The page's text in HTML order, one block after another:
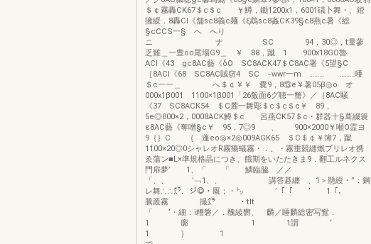
＄￠霧轟CK67＄c＄c ￥鱒，鋤1200x1，6001礒卜舞・、鐙
擁綬．8轟Cl《舗sc8義c麺《ξ鵡sc8姦CK39§c8燕c暑《総
§cCCS一§ へ へり
ニ ナ SC 94，30◎，t量蓼
乏難＿一豊oo尾場G9＿ ￥ 88，蹴 1 900x18GO魯
ACI《43 gc8AC藝《δO SC8ACK47＄C8AC署《5望§C
［8ACI《68 SC8AC賊窃4 SC −wwr一m ……… ………唖
＄c一一＿ へ＄￠￥￥ 嚢9，8⑬e￥薯05β◎o オ
000x1β001 1100×1β001「26飯面6グ聴一蟹》／｛8AC騒
《37 SC8ACK54 ＄C麓一舞彫＄c＄c＄c￥ 89，
5e◎800×2，0008ACK鱒＄c 呂燕CK57＄c・群器十§葺綴簑
ε8AC藝《奪噌§c￥ 95，7◎9 、 900×2000￥噸O霊ヨ
9｛｝C ｛ 蓬eo◎×2◎009AGK65 ＄C＄￠￥簿7，蹴
1100×20◎0シャレオR霧瘍蟻霧・．、・霧垂競縫燃プリレオ携
ゑ蕩ン■L×準規格晶につき、餓期をいたたきま9．翻工ルネクス
門扉夢’ 1、「 「 鱗臨脇 ／／
「、、 ’﹁1、、 講答碁纏 、1＞懸綬・”：鋼
レ舞∴∴㌘．ジ◎・厩；・㌧ ’「「 ’ 1「，
騰叢霧 撮㌘ ・tlt
「 ’・細：i糟磐／．醜綾欝、 麟／睡麟総密写鴛．
1 廓 1 1謂 ‘
1 ｝ 1